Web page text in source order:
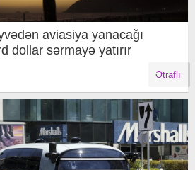
aviasiya yanacağı
dollar sərmayə yatırır
Ətraflı